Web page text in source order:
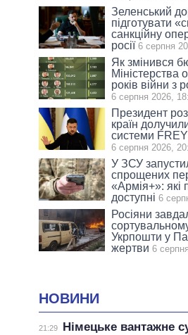
Зеленський
підготувати
санкційну
росії 6 серпня
Як змінився
Міністерства
років війни з
6 серпня 2026,
Президент
країн
системи
6 серпня 2026,
У ЗСУ
спрощених
«Армія+»: які
доступні 6
Росіяни
Укрпошти у
жертви 6
НОВИНИ
21:29
Німецьке вантажне